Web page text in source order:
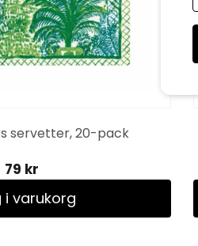
servetter, 20-pack
79 kr
i varukorg